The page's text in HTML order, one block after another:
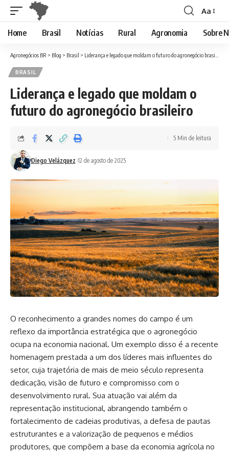
Font
Resizer
Aa
Home Brasil Notícias Rural Agronomia Sobre
Agronegócios BR > Blog > Brasil > Liderança e legado que moldam o futuro do agronegócio brasileiro
BRASIL
Liderança e legado que moldam o
futuro do agronegócio brasileiro
Diego Velázquez 12 de agosto de 2025
5 Min de leitura
O reconhecimento a grandes nomes do campo é um
reflexo da importância estratégica que o agronegócio
ocupa na economia nacional. Um exemplo disso é a recente
homenagem prestada a um dos líderes mais influentes do
setor, cuja trajetória de mais de meio século representa
dedicação, visão de futuro e compromisso com o
desenvolvimento rural. Sua atuação vai além da
representação institucional, abrangendo também o
fortalecimento de cadeias produtivas, a defesa de pautas
estruturantes e a valorização de pequenos e médios
produtores, que compõem a base da economia agrícola no